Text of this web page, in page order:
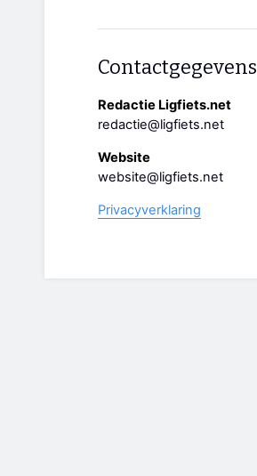
Contactgegevens
Redactie Ligfiets.net
redactie@ligfiets.net
Website
website@ligfiets.net
Privacyverklaring